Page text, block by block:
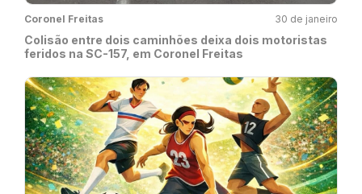
Coronel Freitas 30 de janeiro
Colisão entre dois caminhões deixa dois motoristas
feridos na SC-157, em Coronel Freitas